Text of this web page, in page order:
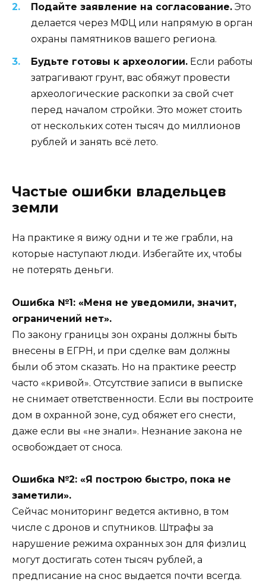
Подайте заявление на согласование. Это
делается через МФЦ или напрямую в орган
охраны памятников вашего региона.
Будьте готовы к археологии. Если работы
затрагивают грунт, вас обяжут провести
археологические раскопки за свой счет
перед началом стройки. Это может стоить
от нескольких сотен тысяч до миллионов
рублей и занять всё лето.
Частые ошибки владельцев
земли
На практике я вижу одни и те же грабли, на
которые наступают люди. Избегайте их, чтобы
не потерять деньги.
Ошибка №1: «Меня не уведомили, значит,
ограничений нет».
По закону границы зон охраны должны быть
внесены в ЕГРН, и при сделке вам должны
были об этом сказать. Но на практике реестр
часто «кривой». Отсутствие записи в выписке
не снимает ответственности. Если вы построите
дом в охранной зоне, суд обяжет его снести,
даже если вы «не знали». Незнание закона не
освобождает от сноса.
Ошибка №2: «Я построю быстро, пока не
заметили».
Сейчас мониторинг ведется активно, в том
числе с дронов и спутников. Штрафы за
нарушение режима охранных зон для физлиц
могут достигать сотен тысяч рублей, а
предписание на снос выдается почти всегда.